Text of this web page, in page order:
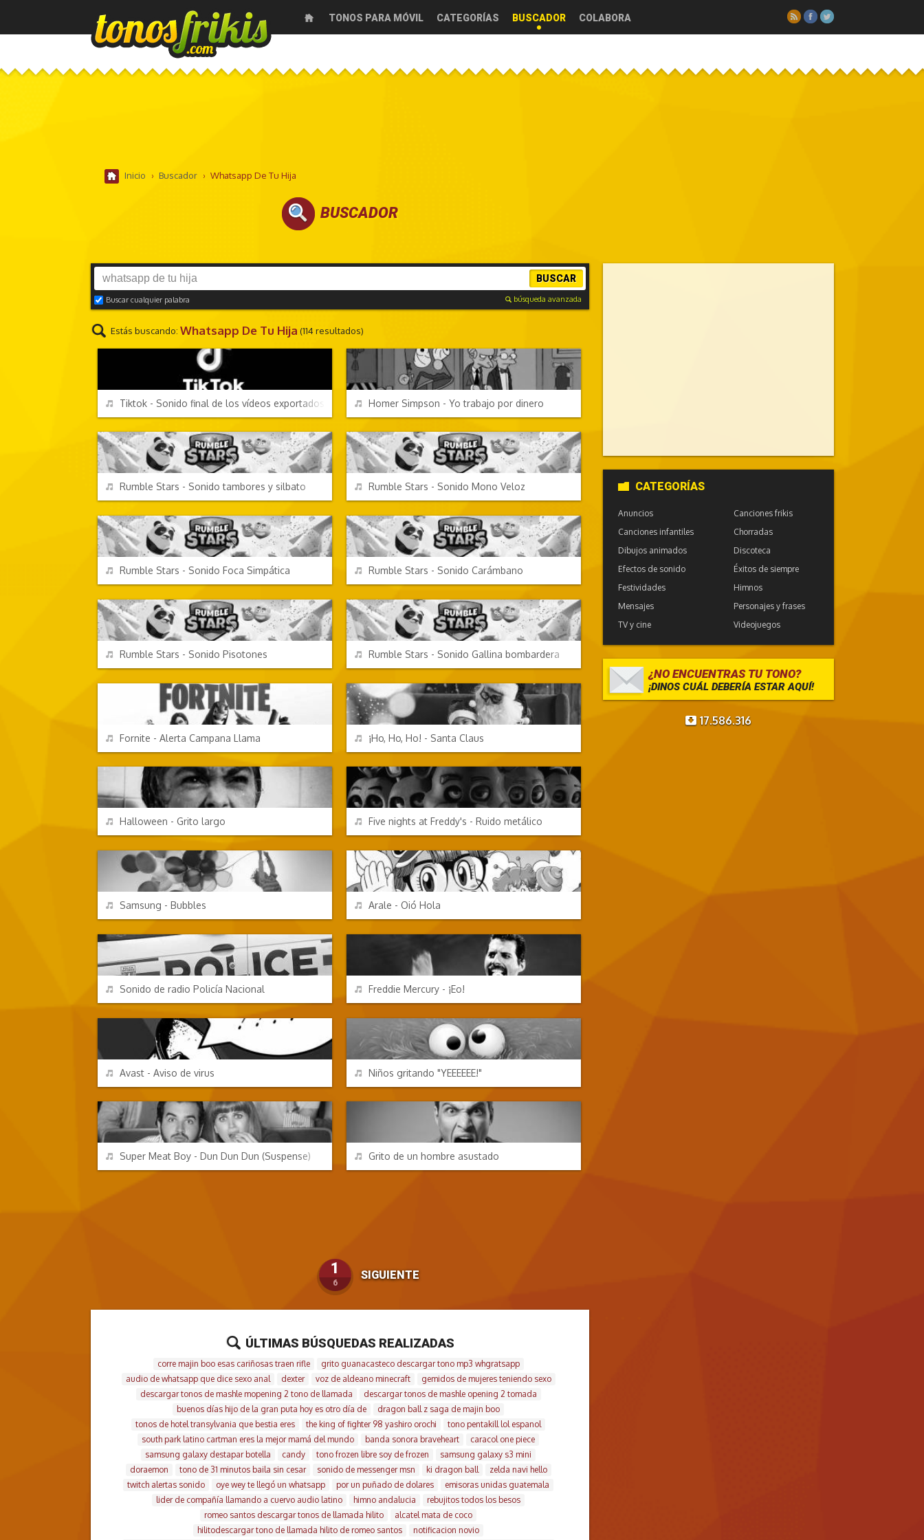
TONOS PARA MÓVIL CATEGORÍAS BUSCADOR COLABORA
Inicio › Buscador › Whatsapp De Tu Hija
BUSCADOR
BUSCAR
Buscar cualquier palabra búsqueda avanzada
Estás buscando: Whatsapp De Tu Hija (114 resultados)
MENSAJES
REPRODUCIR
Tiktok - Sonido final de los vídeos exportados REPRODUCIR
Homer Simpson - Yo trabajo por dinero
VIDEOJUEGOS
REPRODUCIR
Rumble Stars - Sonido tambores y silbato
VIDEOJUEGOS
REPRODUCIR
Rumble Stars - Sonido Mono Veloz
VIDEOJUEGOS
REPRODUCIR
Rumble Stars - Sonido Foca Simpática
VIDEOJUEGOS
REPRODUCIR
Rumble Stars - Sonido Carámbano
VIDEOJUEGOS
REPRODUCIR
Rumble Stars - Sonido Pisotones
VIDEOJUEGOS
REPRODUCIR
Rumble Stars - Sonido Gallina bombardera
VIDEOJUEGOS
REPRODUCIR
Fornite - Alerta Campana Llama
FESTIVIDADES
REPRODUCIR
¡Ho, Ho, Ho! - Santa Claus
EFECTOS DE SONIDO
REPRODUCIR
Halloween - Grito largo
VIDEOJUEGOS
REPRODUCIR
Five nights at Freddy's - Ruido metálico
EFECTOS DE SONIDO
REPRODUCIR
Samsung - Bubbles
PERSONAJES Y FRASES
REPRODUCIR
Arale - Oió Hola
EFECTOS DE SONIDO
REPRODUCIR
Sonido de radio Policía Nacional
PERSONAJES Y FRASES
REPRODUCIR
Freddie Mercury - ¡Eo!
EFECTOS DE SONIDO
REPRODUCIR
Avast - Aviso de virus
CHORRADAS
REPRODUCIR
Niños gritando "YEEEEEE!"
EFECTOS DE SONIDO
REPRODUCIR
Super Meat Boy - Dun Dun Dun (Suspense)
EFECTOS DE SONIDO
REPRODUCIR
Grito de un hombre asustado
1
6
SIGUIENTE
ÚLTIMAS BÚSQUEDAS REALIZADAS
corre majin boo esas cariñosas traen rifle
grito guanacasteco descargar tono mp3 whgratsapp
audio de whatsapp que dice sexo anal
dexter voz de aldeano minecraft
gemidos de mujeres teniendo sexo
descargar tonos de mashle mopening 2 tono de llamada
descargar tonos de mashle opening 2 tomada
buenos días hijo de la gran puta hoy es otro día de
dragon ball z saga de majin boo
tonos de hotel transylvania que bestia eres
the king of fighter 98 yashiro orochi
tono pentakill lol espanol
south park latino cartman eres la mejor mamá del mundo
banda sonora braveheart
caracol one piece
samsung galaxy destapar botella
candy tono frozen libre soy de frozen
samsung galaxy s3 mini
doraemon
tono de 31 minutos baila sin cesar sonido de messenger msn ki dragon ball
zelda navi hello
twitch alertas sonido
oye wey te llegó un whatsapp por un puñado de dolares
emisoras unidas guatemala
lider de compañía llamando a cuervo audio latino
himno andalucia
rebujitos todos los besos
romeo santos descargar tonos de llamada hilito
alcatel mata de coco
hilitodescargar tono de llamada hilito de romeo santos
notificacion novio
CATEGORÍAS
Anuncios
Canciones frikis
Canciones infantiles
Chorradas
Dibujos animados
Discoteca
Efectos de sonido
Éxitos de siempre
Festividades
Himnos
Mensajes
Personajes y frases
TV y cine
Videojuegos
¿NO ENCUENTRAS TU TONO?
¡DINOS CUÁL DEBERÍA ESTAR AQUÍ!
17.586.316